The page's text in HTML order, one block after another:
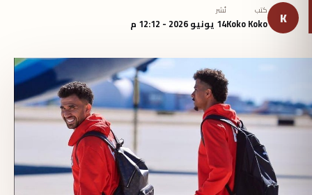
K كتب
Koko Koko
نُشر
14 يونيو 2026 - 12:12 م